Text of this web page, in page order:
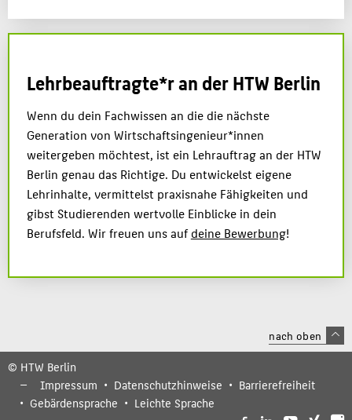
Lehrbeauftragte*r an der HTW Berlin
Wenn du dein Fachwissen an die die nächste
Generation von Wirtschaftsingenieur*innen
weitergeben möchtest, ist ein Lehrauftrag an der HTW
Berlin genau das Richtige. Du entwickelst eigene
Lehrinhalte, vermittelst praxisnahe Fähigkeiten und
gibst Studierenden wertvolle Einblicke in dein
Berufsfeld. Wir freuen uns aufdeine Bewerbung!
nach oben
© HTW Berlin
Impressum
Datenschutzhinweise
Barrierefreiheit
Gebärdensprache
Leichte Sprache